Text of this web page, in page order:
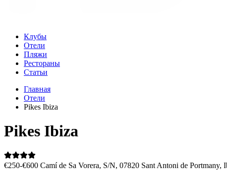
Клубы
Отели
Пляжи
Рестораны
Статьи
Главная
Отели
Pikes Ibiza
Pikes Ibiza
€250-€600 Camí de Sa Vorera, S/N, 07820 Sant Antoni de Portmany,